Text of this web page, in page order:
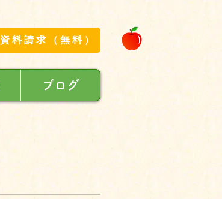
資料請求（無料）
ブログ